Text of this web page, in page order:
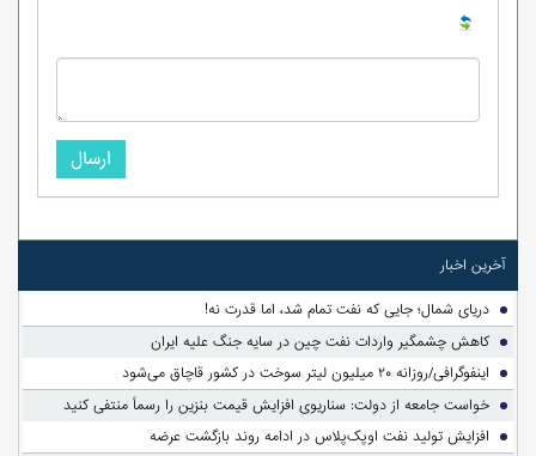
ارسال
آخرین اخبار
دریای شمال؛ جایی که نفت تمام شد، اما قدرت نه!
کاهش چشمگیر واردات نفت چین در سایه جنگ علیه ایران
اینفوگرافی/روزانه ۲۰ میلیون لیتر سوخت در کشور قاچاق می‌شود
خواست جامعه از دولت: سناریوی افزایش قیمت بنزین را رسماً منتفی کنید
افزایش تولید نفت اوپک‌پلاس در ادامه روند بازگشت عرضه